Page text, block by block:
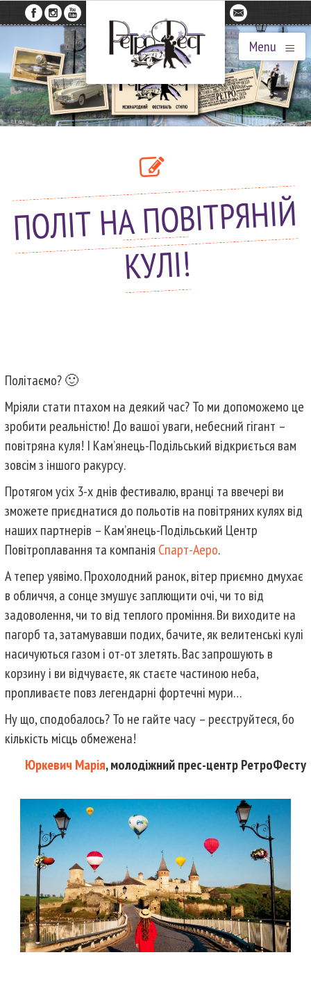
Menu ≡
ПОЛІТ НА ПОВІТРЯНІЙ
КУЛІ!
Політаємо? 🙂
Мріяли стати птахом на деякий час? То ми допоможемо це
зробити реальністю! До вашої уваги, небесний гігант –
повітряна куля! І Кам’янець-Подільський відкриється вам
зовсім з іншого ракурсу.
Протягом усіх 3-х днів фестивалю, вранці та ввечері ви
зможете приєднатися до польотів на повітряних кулях від
наших партнерів – Кам’янець-Подільський Центр
Повітроплавання та компанія Спарт-Аеро.
А тепер уявімо. Прохолодний ранок, вітер приємно дмухає
в обличчя, а сонце змушує заплющити очі, чи то від
задоволення, чи то від теплого проміння. Ви виходите на
пагорб та, затамувавши подих, бачите, як велитенські кулі
насичуються газом і от-от злетять. Вас запрошують в
корзину і ви відчуваєте, як стаєте частиною неба,
пропливаєте повз легендарні фортечні мури…
Ну що, сподобалось? То не гайте часу – реєструйтеся, бо
кількість місць обмежена!
Юркевич Марія, молодіжний прес-центр РетроФесту